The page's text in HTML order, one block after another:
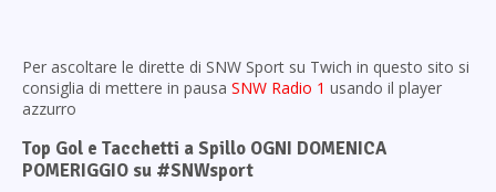
Per ascoltare le dirette di SNW Sport su Twich in questo sito si
consiglia di mettere in pausa SNW Radio 1 usando il player
azzurro
Top Gol e Tacchetti a Spillo OGNI DOMENICA
POMERIGGIO su #SNWsport